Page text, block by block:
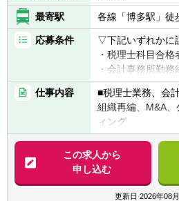
最寄駅 各線「博多駅」徒
応募条件
▽下記いずれかに
・税理士科目合格
・会計事務所勤務
※応募要件は各支
応募要件を満たし
い。
※会計事務所未経
は東京にて研修を
ます。
※普通自動車免許
仕事内容
■税理士業務、会
組織再編、M&A
ィング
【法人全体の特色】
■業界トップレベ
サービス提供して
■チーム連携：税
この求人から
申し込む
更新日 2026年08